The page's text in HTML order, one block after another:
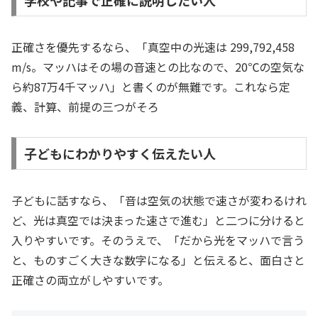
正確さを優先するなら、「真空中の光速は 299,792,458
m/s。マッハはその場の音速との比なので、20℃の空気な
ら約87万4千マッハ」と書くのが無難です。これなら定
義、計算、前提の三つがそろ
子どもにわかりやすく伝えたい人
子どもに話すなら、「音は空気の状態で速さが変わるけれ
ど、光は真空では決まった速さで進む」と二つに分けると
入りやすいです。そのうえで、「だから光をマッハで言う
と、ものすごく大きな数字になる」と伝えると、面白さと
正確さの両立がしやすいです。